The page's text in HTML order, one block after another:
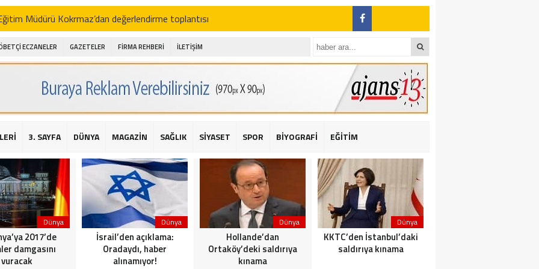
Müdürü Kokrmaz’dan değerlendirme toplantısı
Alibeyoğlu, Aile Destek Merkezini ziyaret etti
ıhlamur piyasalarda
şehitleri için bayraklı kayak gösterileri düzenlenecek
için yardım kermesi
2016 yılı değerlendirmesi
Sarıyer Çayırbaşı Cezayirli Hasan Paşa Camii’nde silahlı saldırı: 2 yaralı
Bahçeli’den Reina’ya düzenlenen terör saldırısına ilişkin açıklama
ECZANELER GAZETELER FİRMA REHBERİ İLETİŞİM
3. SAYFA DÜNYA MAGAZİN SAĞLIK SİYASET SPOR BİYOGRAFİ EĞİTİM
Dünya
2017’de
damgasını
vuracak
Dünya
İsrail’den açıklama:
Oradaydı, haber
alınamıyor!
Dünya
Hollande’dan
Ortaköy’deki saldırıya
kınama
Dünya
KKTC’den İstanbul’daki
saldırıya kınama